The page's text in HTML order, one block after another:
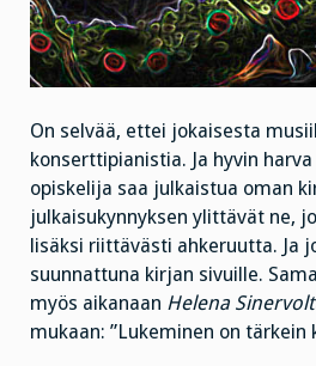
On selvää, ettei jokaisesta
konserttipianistia. Ja hyvin
opiskelija saa julkaistua oman
julkaisukynnyksen ylittävät ne,
lisäksi riittävästi ahkeruutta. Ja
suunnattuna kirjan sivuille.
myös aikanaan Helena
mukaan: ”Lukeminen on